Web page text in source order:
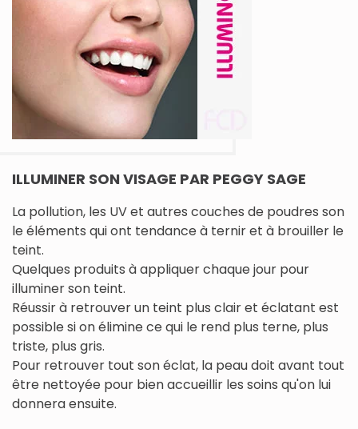
ILLUMINER SON VISAGE PAR PEGGY SAGE
La pollution, les UV et autres couches de poudres son
le éléments qui ont tendance à ternir et à brouiller le
teint.
Quelques produits à appliquer chaque jour pour
illuminer son teint.
Réussir à retrouver un teint plus clair et éclatant est
possible si on élimine ce qui le rend plus terne, plus
triste, plus gris.
Pour retrouver tout son éclat, la peau doit avant tout
être nettoyée pour bien accueillir les soins qu'on lui
donnera ensuite.